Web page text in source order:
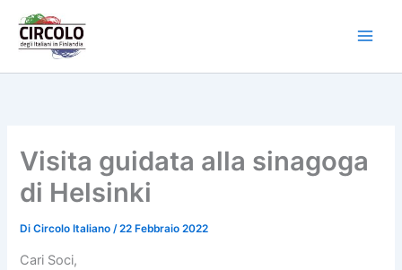
contenuto
Visita guidata alla sinagoga
di Helsinki
DiCircolo Italiano /22 Febbraio 2022
Cari Soci,